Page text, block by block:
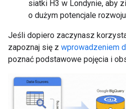
siatki H3 w Londynie, aby
o dużym potencjale
Jeśli dopiero zaczynasz
zapoznaj się z wprowadzeniem
poznać podstawowe pojęcia i